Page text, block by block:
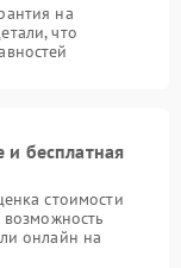
на
что
и бесплатная
стоимости
возможность
онлайн на